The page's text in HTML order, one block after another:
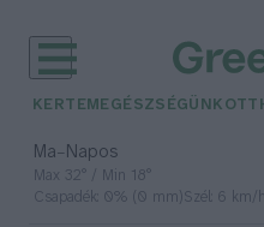
KERTEM EGÉSZSÉGÜNK
Ma– Napos
Max 32° / Min 18°
Csapadék: 0% (0 mm)Szél: 6 km/h